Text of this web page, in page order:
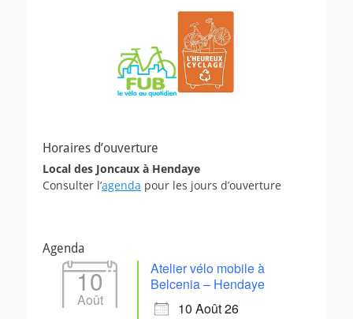
Horaires d’ouverture
Local des Joncaux à Hendaye
Consulter l’agenda pour les jours d’ouverture
Agenda
10
Août
Atelier vélo mobile à
Belcenia – Hendaye
10 Août 26